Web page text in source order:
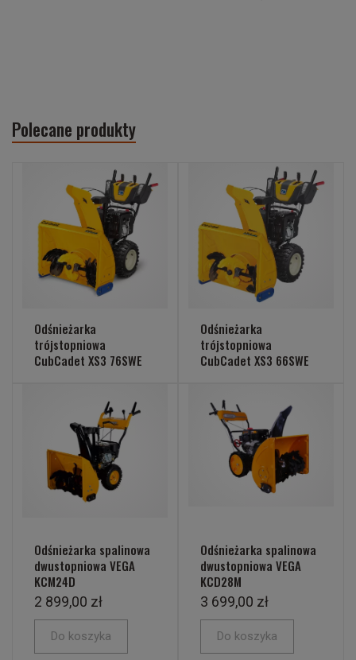
Polecane produkty
Odśnieżarka
trójstopniowa
CubCadet XS3 76SWE
Odśnieżarka
trójstopniowa
CubCadet XS3 66SWE
Odśnieżarka spalinowa
dwustopniowa VEGA
KCM24D
2 899,00 zł
Do koszyka
Odśnieżarka spalinowa
dwustopniowa VEGA
KCD28M
3 699,00 zł
Do koszyka